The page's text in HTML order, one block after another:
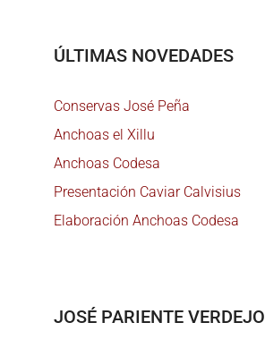
ÚLTIMAS NOVEDADES
Conservas José Peña
Anchoas el Xillu
Anchoas Codesa
Presentación Caviar Calvisius
Elaboración Anchoas Codesa
JOSÉ PARIENTE VERDEJO